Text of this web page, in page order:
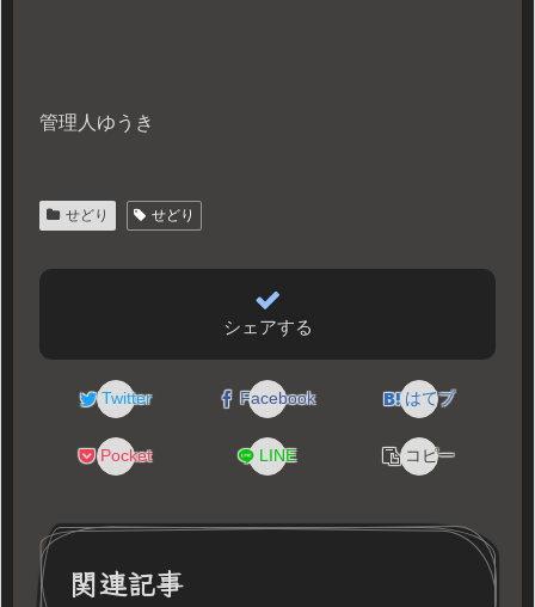
管理人ゆうき
せどり せどり
シェアする
Twitter Facebook はてブ
Pocket LINE コピー
関連記事